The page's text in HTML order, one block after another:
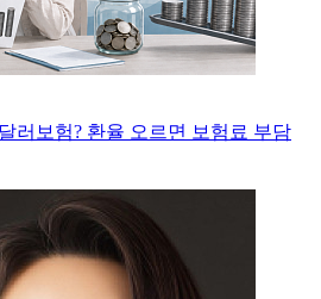
러보험? 환율 오르면 보험료 부담